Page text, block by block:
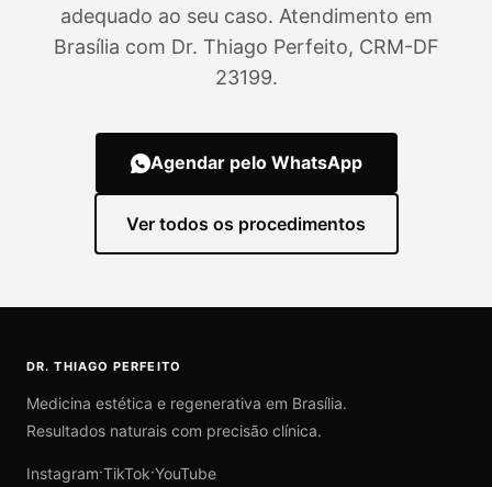
adequado ao seu caso. Atendimento em
Brasília com Dr. Thiago Perfeito, CRM-DF
23199.
Agendar pelo WhatsApp
Ver todos os procedimentos
DR. THIAGO PERFEITO
Medicina estética e regenerativa em Brasília.
Resultados naturais com precisão clínica.
Instagram·TikTok·YouTube